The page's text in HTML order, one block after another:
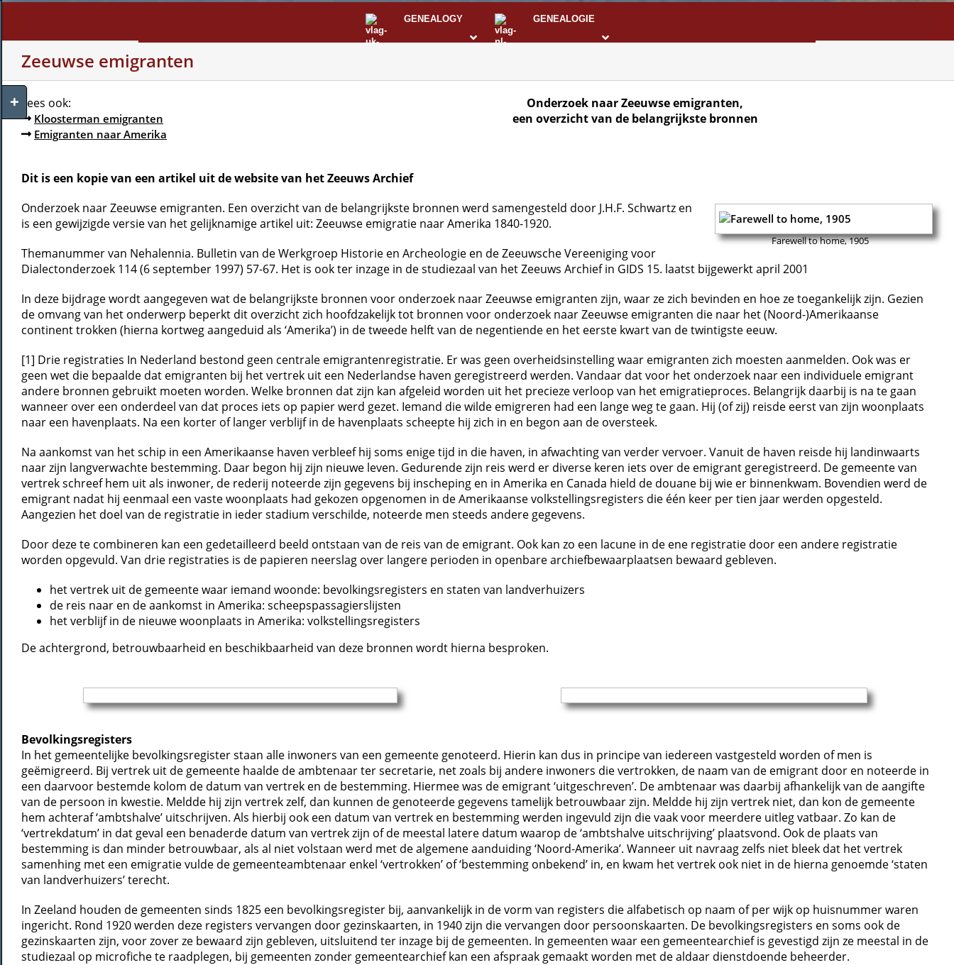
Skip
GENEALOGY GENEALOGIE
Zeeuwse emigranten
Lees ook:
Kloosterman emigranten
Emigranten naar Amerika
Onderzoek naar Zeeuwse emigranten,
een overzicht van de belangrijkste bronnen
Dit is een kopie van een artikel uit de website van het Zeeuws Archief
Farewell to home, 1905
Onderzoek naar Zeeuwse emigranten. Een overzicht van de belangrijkste bronnen werd samengesteld door J.H.F. Schwartz en
is een gewijzigde versie van het gelijknamige artikel uit: Zeeuwse emigratie naar Amerika 1840-1920.
Themanummer van Nehalennia. Bulletin van de Werkgroep Historie en Archeologie en de Zeeuwsche Vereeniging voor
Dialectonderzoek 114 (6 september 1997) 57-67. Het is ook ter inzage in de studiezaal van het Zeeuws Archief in GIDS 15. laatst bijgewerkt april 2001
In deze bijdrage wordt aangegeven wat de belangrijkste bronnen voor onderzoek naar Zeeuwse emigranten zijn, waar ze zich bevinden en hoe ze toegankelijk zijn. Gezien
de omvang van het onderwerp beperkt dit overzicht zich hoofdzakelijk tot bronnen voor onderzoek naar Zeeuwse emigranten die naar het (Noord-)Amerikaanse
continent trokken (hierna kortweg aangeduid als ‘Amerika’) in de tweede helft van de negentiende en het eerste kwart van de twintigste eeuw.
[1] Drie registraties In Nederland bestond geen centrale emigrantenregistratie. Er was geen overheidsinstelling waar emigranten zich moesten aanmelden. Ook was er
geen wet die bepaalde dat emigranten bij het vertrek uit een Nederlandse haven geregistreerd werden. Vandaar dat voor het onderzoek naar een individuele emigrant
andere bronnen gebruikt moeten worden. Welke bronnen dat zijn kan afgeleid worden uit het precieze verloop van het emigratieproces. Belangrijk daarbij is na te gaan
wanneer over een onderdeel van dat proces iets op papier werd gezet. Iemand die wilde emigreren had een lange weg te gaan. Hij (of zij) reisde eerst van zijn woonplaats
naar een havenplaats. Na een korter of langer verblijf in de havenplaats scheepte hij zich in en begon aan de oversteek.
Na aankomst van het schip in een Amerikaanse haven verbleef hij soms enige tijd in die haven, in afwachting van verder vervoer. Vanuit de haven reisde hij landinwaarts
naar zijn langverwachte bestemming. Daar begon hij zijn nieuwe leven. Gedurende zijn reis werd er diverse keren iets over de emigrant geregistreerd. De gemeente van
vertrek schreef hem uit als inwoner, de rederij noteerde zijn gegevens bij inscheping en in Amerika en Canada hield de douane bij wie er binnenkwam. Bovendien werd de
emigrant nadat hij eenmaal een vaste woonplaats had gekozen opgenomen in de Amerikaanse volkstellingsregisters die één keer per tien jaar werden opgesteld.
Aangezien het doel van de registratie in ieder stadium verschilde, noteerde men steeds andere gegevens.
Door deze te combineren kan een gedetailleerd beeld ontstaan van de reis van de emigrant. Ook kan zo een lacune in de ene registratie door een andere registratie
worden opgevuld. Van drie registraties is de papieren neerslag over langere perioden in openbare archiefbewaarplaatsen bewaard gebleven.
het vertrek uit de gemeente waar iemand woonde: bevolkingsregisters en staten van landverhuizers
de reis naar en de aankomst in Amerika: scheepspassagierslijsten
het verblijf in de nieuwe woonplaats in Amerika: volkstellingsregisters
De achtergrond, betrouwbaarheid en beschikbaarheid van deze bronnen wordt hierna besproken.
Bevolkingsregisters
In het gemeentelijke bevolkingsregister staan alle inwoners van een gemeente genoteerd. Hierin kan dus in principe van iedereen vastgesteld worden of men is
geëmigreerd. Bij vertrek uit de gemeente haalde de ambtenaar ter secretarie, net zoals bij andere inwoners die vertrokken, de naam van de emigrant door en noteerde in
een daarvoor bestemde kolom de datum van vertrek en de bestemming. Hiermee was de emigrant ‘uitgeschreven’. De ambtenaar was daarbij afhankelijk van de aangifte
van de persoon in kwestie. Meldde hij zijn vertrek zelf, dan kunnen de genoteerde gegevens tamelijk betrouwbaar zijn. Meldde hij zijn vertrek niet, dan kon de gemeente
hem achteraf ‘ambtshalve’ uitschrijven. Als hierbij ook een datum van vertrek en bestemming werden ingevuld zijn die vaak voor meerdere uitleg vatbaar. Zo kan de
‘vertrekdatum’ in dat geval een benaderde datum van vertrek zijn of de meestal latere datum waarop de ‘ambtshalve uitschrijving’ plaatsvond. Ook de plaats van
bestemming is dan minder betrouwbaar, als al niet volstaan werd met de algemene aanduiding ‘Noord-Amerika’. Wanneer uit navraag zelfs niet bleek dat het vertrek
samenhing met een emigratie vulde de gemeenteambtenaar enkel ‘vertrokken’ of ‘bestemming onbekend’ in, en kwam het vertrek ook niet in de hierna genoemde ‘staten
van landverhuizers’ terecht.
In Zeeland houden de gemeenten sinds 1825 een bevolkingsregister bij, aanvankelijk in de vorm van registers die alfabetisch op naam of per wijk op huisnummer waren
ingericht. Rond 1920 werden deze registers vervangen door gezinskaarten, in 1940 zijn die vervangen door persoonskaarten. De bevolkingsregisters en soms ook de
gezinskaarten zijn, voor zover ze bewaard zijn gebleven, uitsluitend ter inzage bij de gemeenten. In gemeenten waar een gemeentearchief is gevestigd zijn ze meestal in de
studiezaal op microfiche te raadplegen, bij gemeenten zonder gemeentearchief kan een afspraak gemaakt worden met de aldaar dienstdoende beheerder.
Toggle
Sliding
Bar
Area